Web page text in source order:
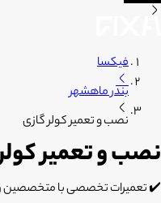
فیکسا
بندر ماهشهر
نصب و تعمیر کولر گازی
نصب و تعمیر
✔️ تعمیرات تخصصی با متخصصین